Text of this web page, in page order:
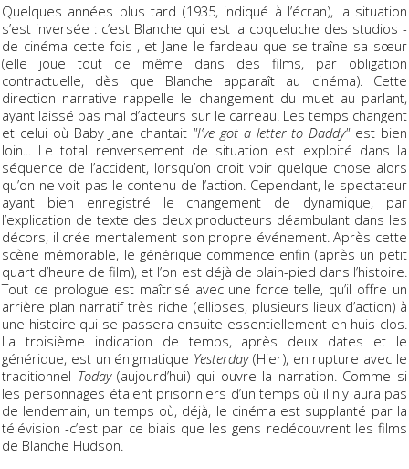
Quelques années plus tard (1935, indiqué à l’écran), la situation
s’est inversée : c’est Blanche qui est la coqueluche des studios -
de cinéma cette fois-, et Jane le fardeau que se traîne sa sœur
(elle joue tout de même dans des films, par obligation
contractuelle, dès que Blanche apparaît au cinéma). Cette
direction narrative rappelle le changement du muet au parlant,
ayant laissé pas mal d’acteurs sur le carreau. Les temps changent
et celui où Baby Jane chantait "I’ve got a letter to Daddy"est bien
loin... Le total renversement de situation est exploité dans la
séquence de l’accident, lorsqu’on croit voir quelque chose alors
qu’on ne voit pas le contenu de l’action. Cependant, le spectateur
ayant bien enregistré le changement de dynamique, par
l’explication de texte des deux producteurs déambulant dans les
décors, il crée mentalement son propre événement. Après cette
scène mémorable, le générique commence enfin (après un petit
quart d’heure de film), et l’on est déjà de plain-pied dans l’histoire.
Tout ce prologue est maîtrisé avec une force telle, qu’il offre un
arrière plan narratif très riche (ellipses, plusieurs lieux d’action) à
une histoire qui se passera ensuite essentiellement en huis clos.
La troisième indication de temps, après deux dates et le
générique, est un énigmatique Yesterday(Hier), en rupture avec le
traditionnel Today(aujourd’hui) qui ouvre la narration. Comme si
les personnages étaient prisonniers d’un temps où il n'y aura pas
de lendemain, un temps où, déjà, le cinéma est supplanté par la
télévision -c’est par ce biais que les gens redécouvrent les films
de Blanche Hudson.